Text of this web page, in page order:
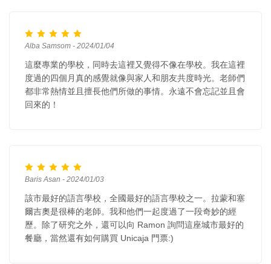
Alba Samsom - 2024/01/04
這麼專業的學校，同時去這裡又覺得不像在學校。我在這裡
度過的四個月真的感覺就像與家人和朋友共度時光。老師們
都非常熱情並且擅長他們所做的事情。永遠不會忘記並且會
回來的！
Baris Asan - 2024/01/03
該市最好的語言學校，全國最好的語言學校之一。拉蒙和塞
爾吉奧是很棒的老師。我和他們一起度過了一段奇妙的經
歷。除了研究之外，還可以向 Ramon 詢問這座城市最好的
餐廳，當然還有如何購買 Unicaja 門票:)